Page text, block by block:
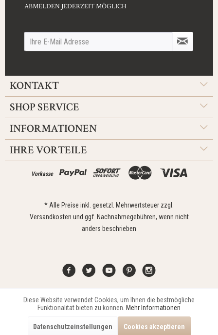
ABMELDEN JEDERZEIT MÖGLICH
KONTAKT
SHOP SERVICE
INFORMATIONEN
IHRE VORTEILE
Vorkasse
* Alle Preise inkl. gesetzl. Mehrwertsteuer zzgl.
Versandkosten und ggf. Nachnahmegebühren, wenn nicht
anders beschrieben
Kontakt Widerrufsrecht Impressum Versand Datenschutz
Copyright © 2021 Edona Design GmbH // DesignDupp GmbH
Funktionale Aktiv
Aktiv
Diese Website verwendet Cookies, um Ihnen die bestmögliche
Funktionalität bieten zu können. Mehr Informationen
Datenschutzeinstellungen Cookies akzeptieren